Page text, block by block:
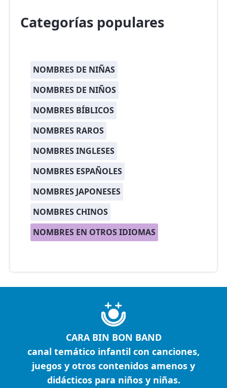
Categorías populares
NOMBRES DE NIÑAS
NOMBRES DE NIÑOS
NOMBRES BÍBLICOS
NOMBRES RAROS
NOMBRES INGLESES
NOMBRES ESPAÑOLES
NOMBRES JAPONESES
NOMBRES CHINOS
NOMBRES EN OTROS IDIOMAS
CARA BIN BON BAND
canal temático infantil con canciones,
juegos y otros contenidos amenos y
didácticos para niños y niñas.